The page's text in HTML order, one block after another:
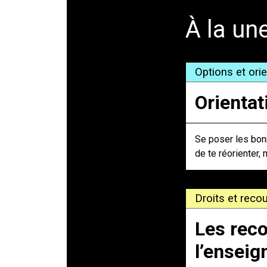
À la
Options et
Se poser les
de te réorienter,
Droits et
Les